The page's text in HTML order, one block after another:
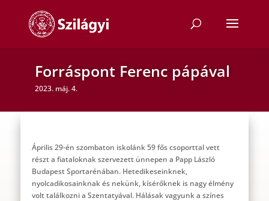
Forráspont Ferenc pápával
2023. máj. 4.
Április 29-én szombaton iskolánk 59 fős csoporttal vett
részt a fiataloknak szervezett ünnepen a Papp László
Budapest Sportarénában. Hetedikeseinknek,
nyolcadikosainknak és nekünk, kísérőknek is nagy élmény
volt találkozni a Szentatyával. Hálásak vagyunk a színes